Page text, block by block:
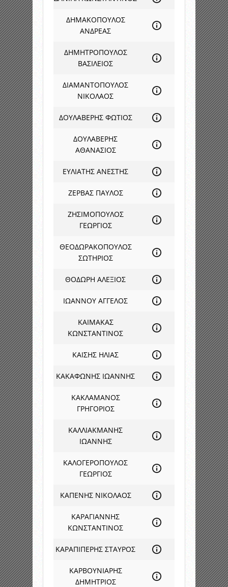
ΔΗΜΑΚΟΠΟΥΛΟΣ
ΑΝΔΡΕΑΣ
ΔΗΜΗΤΡΟΠΟΥΛΟΣ
ΒΑΣΙΛΕΙΟΣ
ΔΙΑΜΑΝΤΟΠΟΥΛΟΣ
ΝΙΚΟΛΑΟΣ
ΔΟΥΛΑΒΕΡΗΣ ΦΩΤΙΟΣ
ΔΟΥΛΑΒΕΡΗΣ
ΑΘΑΝΑΣΙΟΣ
ΕΥΛΙΑΤΗΣ ΑΝΕΣΤΗΣ
ΖΕΡΒΑΣ ΠΑΥΛΟΣ
ΖΗΣΙΜΟΠΟΥΛΟΣ
ΓΕΩΡΓΙΟΣ
ΘΕΟΔΩΡΑΚΟΠΟΥΛΟΣ
ΣΩΤΗΡΙΟΣ
ΘΟΔΩΡΗ ΑΛΕΞΙΟΣ
ΙΩΑΝΝΟΥ ΑΓΓΕΛΟΣ
ΚΑΙΜΑΚΑΣ
ΚΩΝΣΤΑΝΤΙΝΟΣ
ΚΑΙΣΗΣ ΗΛΙΑΣ
ΚΑΚΑΦΩΝΗΣ ΙΩΑΝΝΗΣ
ΚΑΚΛΑΜΑΝΟΣ
ΓΡΗΓΟΡΙΟΣ
ΚΑΛΛΙΑΚΜΑΝΗΣ
ΙΩΑΝΝΗΣ
ΚΑΛΟΓΕΡΟΠΟΥΛΟΣ
ΓΕΩΡΓΙΟΣ
ΚΑΠΕΝΗΣ ΝΙΚΟΛΑΟΣ
ΚΑΡΑΓΙΑΝΝΗΣ
ΚΩΝΣΤΑΝΤΙΝΟΣ
ΚΑΡΑΠΙΠΕΡΗΣ ΣΤΑΥΡΟΣ
ΚΑΡΒΟΥΝΙΑΡΗΣ
ΔΗΜΗΤΡΙΟΣ